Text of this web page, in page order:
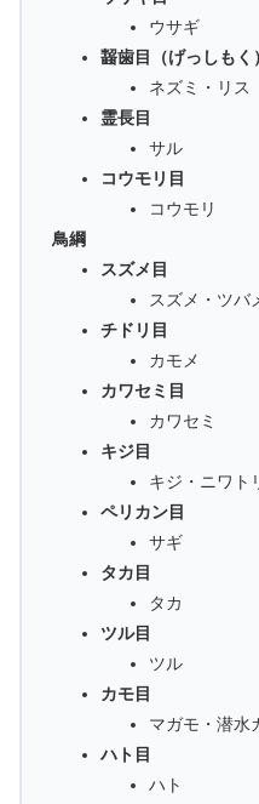
ウサギ
齧歯目（げっしもく）
ネズミ・リス
霊長目
サル
コウモリ目
コウモリ
鳥綱
スズメ目
スズメ・ツバ
チドリ目
カモメ
カワセミ目
カワセミ
キジ目
キジ・ニワト
ペリカン目
サギ
タカ目
タカ
ツル目
ツル
カモ目
マガモ・潜水
ハト目
ハト